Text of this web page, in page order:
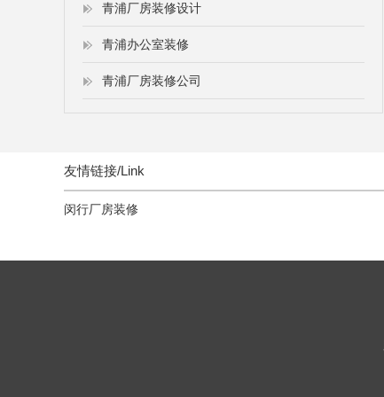
青浦厂房装修设计
青浦办公室装修
青浦厂房装修公司
友情链接/Link
闵行厂房装修